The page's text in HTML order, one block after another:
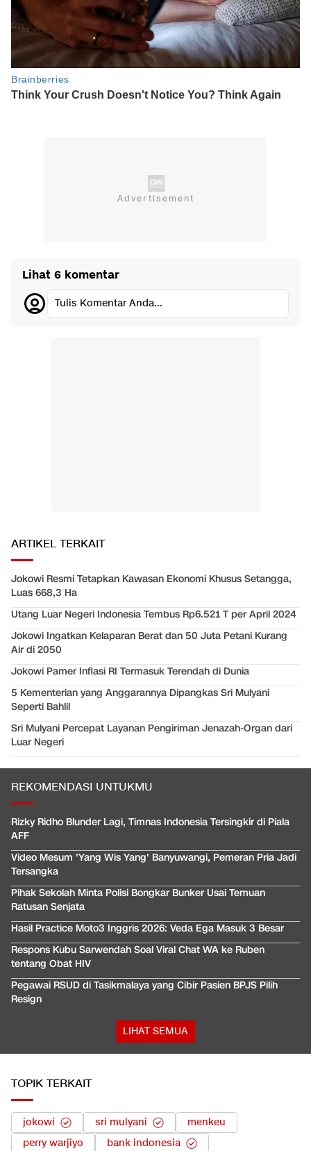
Lihat 6 komentar
Tulis Komentar Anda...
ARTIKEL TERKAIT
Jokowi Resmi Tetapkan Kawasan Ekonomi Khusus Setangga,
Luas 668,3 Ha
Utang Luar Negeri Indonesia Tembus Rp6.521 T per April 2024
Jokowi Ingatkan Kelaparan Berat dan 50 Juta Petani Kurang
Air di 2050
Jokowi Pamer Inflasi RI Termasuk Terendah di Dunia
5 Kementerian yang Anggarannya Dipangkas Sri Mulyani
Seperti Bahlil
Sri Mulyani Percepat Layanan Pengiriman Jenazah-Organ dari
Luar Negeri
REKOMENDASI UNTUKMU
Rizky Ridho Blunder Lagi, Timnas Indonesia Tersingkir di Piala
AFF
Video Mesum 'Yang Wis Yang' Banyuwangi, Pemeran Pria Jadi
Tersangka
Pihak Sekolah Minta Polisi Bongkar Bunker Usai Temuan
Ratusan Senjata
Hasil Practice Moto3 Inggris 2026: Veda Ega Masuk 3 Besar
Respons Kubu Sarwendah Soal Viral Chat WA ke Ruben
tentang Obat HIV
Pegawai RSUD di Tasikmalaya yang Cibir Pasien BPJS Pilih
Resign
LIHAT SEMUA
TOPIK TERKAIT
jokowi sri mulyani
menkeu
perry warjiyo
bank indonesia